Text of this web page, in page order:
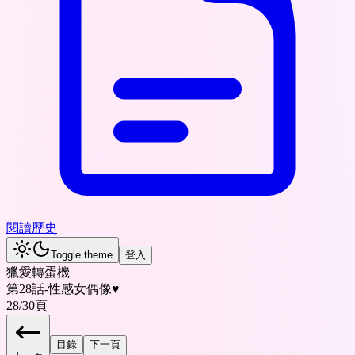
閱讀歷史
Toggle theme 登入
獵愛轉蛋機
第28話-性感女偶像♥
28/30頁
目錄 下一頁